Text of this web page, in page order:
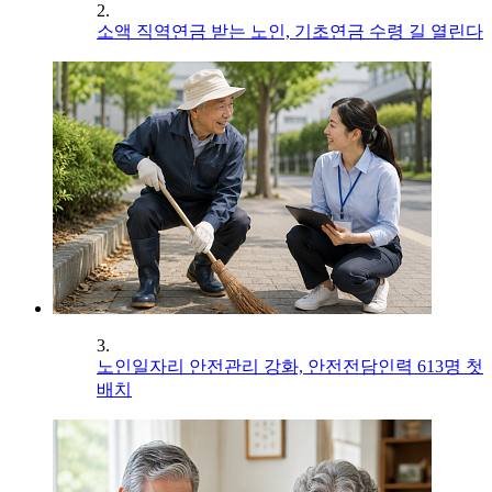
2.
소액 직역연금 받는 노인, 기초연금 수령 길 열린다
3.
노인일자리 안전관리 강화, 안전전담인력 613명 첫
배치